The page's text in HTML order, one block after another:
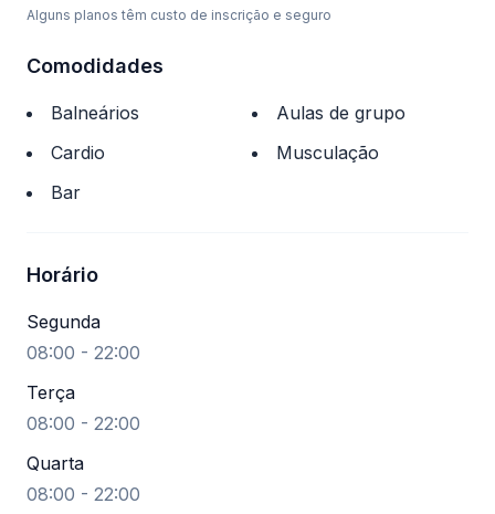
Alguns planos têm custo de inscrição e seguro
Comodidades
Balneários
Aulas de grupo
Cardio
Musculação
Bar
Horário
Segunda
08:00 - 22:00
Terça
08:00 - 22:00
Quarta
08:00 - 22:00